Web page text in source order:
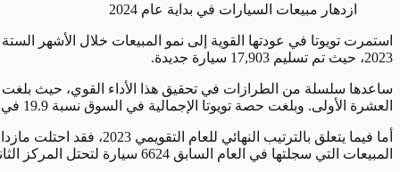
ازدهار مبيعات السيارات في بداية عام 2024
2023، حيث تم تسليم 17,903 سيارة جديدة.
العشرة الأولى. وبلغت حصة تويوتا الإجمالية في السوق نسبة 19.9 في المائة، بزيادة من 15.7 في المائة قبل عام.
المبيعات التي سجلتها في العام السابق 6624 سيارة لتحتل المركز الثاني. وجاءت في المركز الثالث سيارة Ranger 4x4 من فورد حيث تم بيع 4334 سيارة منها، تلتها سيارة فورد ايفريست حيث تم بيع 1176 سيارة.